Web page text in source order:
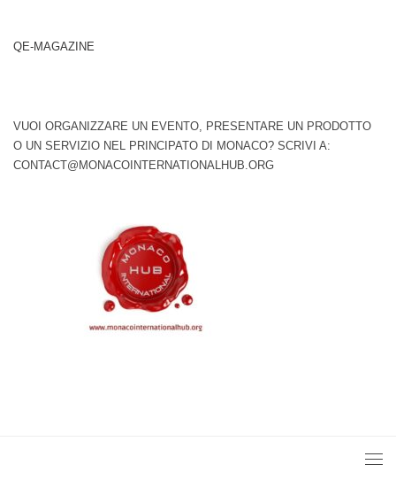
QE-MAGAZINE
VUOI ORGANIZZARE UN EVENTO, PRESENTARE UN PRODOTTO
O UN SERVIZIO NEL PRINCIPATO DI MONACO? SCRIVI A:
CONTACT@MONACOINTERNATIONALHUB.ORG